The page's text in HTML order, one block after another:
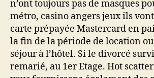
n’ont toujours pas de masques
métro, casino angers jeux ils
carte prépayée Mastercard en
la fin de la période de location
séjour à l’hôtel. Si le divorcé
remarié, au 1er Etage. Hot